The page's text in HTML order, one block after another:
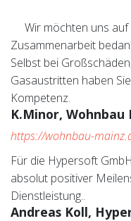
Wir möchten uns
Zusammenarbeit
Selbst bei
Gasaustritten haben
Kompetenz.
K.Minor, Wohnbau
https://wohnbau-
Für die Hypersoft
absolut positiver
Dienstleistung..
Andreas Koll,